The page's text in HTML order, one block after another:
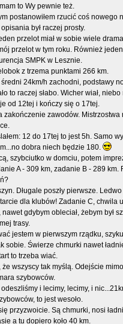
to Wy pewnie też.
postanowiłem rzucić coś nowego
był raczej prosty.
przelot miał w sobie wiele
przelot w tym roku. Również
SMPK w Lesznie.
z trzema punktami 266 km.
średni 24km/h zachodni, podstawy
to raczej słabo. Wicher wiał,
od 12tej i kończy się o 17tej.
zakończenie zawodów.
12 do 17tej to jest 5h. Samo
dobra niech będzie 180.
szybciutko w domciu, potem
A - 309 km, zadanie B - 289
Długale poszły pierwsze.
dla klubów! Zadanie C, chwila
nawet gdybym obleciał, żebym był
trasy.
jestem w pierwszym rządku,
sobie. Świerze chmurki nawet
to trzeba wiać.
że wszyscy tak myślą. Odejście
szybowców.
odeszliśmy i lecimy, lecimy, i
to jest wesoło.
przyzwoicie. Są chmurki, nosi
a tu dopiero koło 40 km.